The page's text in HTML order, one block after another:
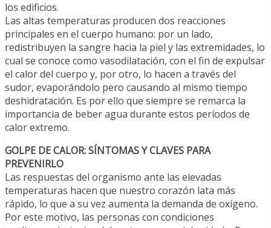
los edificios.
Las altas temperaturas producen dos reacciones
principales en el cuerpo humano: por un lado,
redistribuyen la sangre hacia la piel y las extremidades, lo
cual se conoce como vasodilatación, con el fin de expulsar
el calor del cuerpo y, por otro, lo hacen a través del
sudor, evaporándolo pero causando al mismo tiempo
deshidratación. Es por ello que siempre se remarca la
importancia de beber agua durante estos períodos de
calor extremo.
GOLPE DE CALOR: SÍNTOMAS Y CLAVES PARA
PREVENIRLO
Las respuestas del organismo ante las elevadas
temperaturas hacen que nuestro corazón lata más
rápido, lo que a su vez aumenta la demanda de oxígeno.
Por este motivo, las personas con condiciones